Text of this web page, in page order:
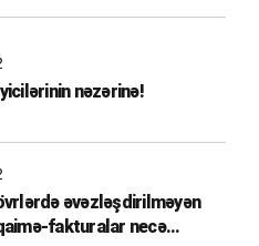
nəzərinə!
əvəzləşdirilməyən
fakturalar necə